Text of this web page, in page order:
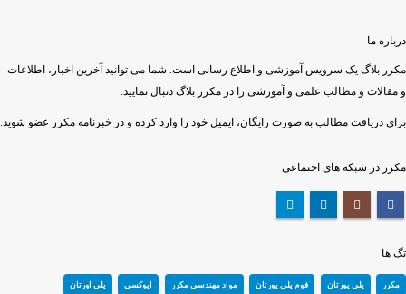
درباره ما
مکرر بلاگ یک سرویس آموزشی و اطلاع رسانی است. شما می توانید آخرین اخبار، اطلاعات
و مقالات و مطالب علمی و آموزشی را در مکرر بلاگ دنبال نمایید.
برای دریافت مطالب به صورت رایگان، ایمیل خود را وارد کرده و در خبرنامه مکرر عضو شوید.
مکرر در شبکه های اجتماعی
تگ ها
مکرر پلی یورتان فوم پلی یورتان مواد مهندسی مکرر اپوکسی پلی اورتان